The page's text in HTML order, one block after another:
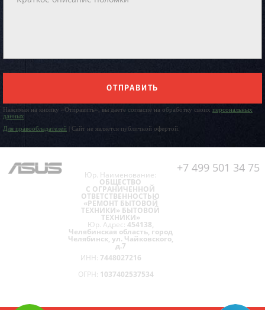
ОТПРАВИТЬ
Нажимая на кнопку «Отправить», вы даете согласие на обработку своих персональных
данных
Для правообладателей | Сайт не является публичной офертой.
+7 499 501 34 75
Юр. Наименование:
ОБЩЕСТВО
С ОГРАНИЧЕННОЙ
ОТВЕТСТВЕННОСТЬЮ
«РЕМОНТ БЫТОВОЙ
ТЕХНИКИ» БЫТОВОЙ
ТЕХНИКИ»
Юр. Адрес: 454138,
Челябинская область, город
Челябинск, ул. Чайковского,
д.7
ИНН: 7448027216
ОГРН: 1037402537534